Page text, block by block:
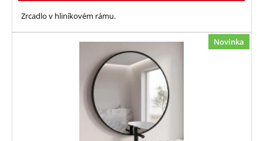
Zrcadlo v hliníkovém rámu.
Novinka